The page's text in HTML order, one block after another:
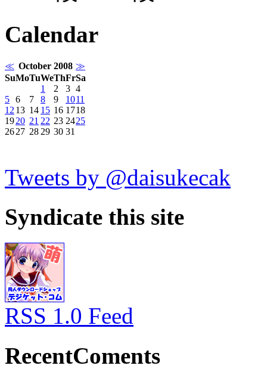
Calendar
≪ October 2008 ≫
SuMoTuWeThFrSa
1
2 3 4
5 6 7 8 9 1011
12 13 14 15 16 1718
1920 21 22 23 2425
2627 28 29 30 31
Tweets by @daisukecak
Syndicate this site
RSS 1.0 Feed
RecentComents